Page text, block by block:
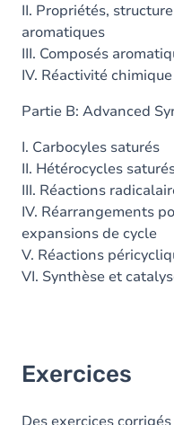
II. Propriétés,
aromatiques
III. Composés
IV. Réactivité
Partie B: Advanced
I. Carbocyles saturés
II. Hétérocycles
III. Réactions
IV. Réarrangements
expansions de cycle
V. Réactions
VI. Synthèse et
Exercices